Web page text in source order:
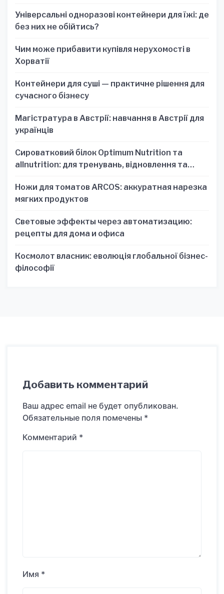
Універсальні одноразові контейнери для їжі: де
без них не обійтись?
Чим може прибавити купівля нерухомості в
Хорватії
Контейнери для суші — практичне рішення для
сучасного бізнесу
Магістратура в Австрії: навчання в Австрії для
українців
Сироватковий білок Optimum Nutrition та
allnutrition: для тренувань, відновлення та
Ножи для томатов ARCOS: аккуратная нарезка
мягких продуктов
Световые эффекты через автоматизацию:
рецепты для дома и офиса
Космолот власник: еволюція глобальної бізнес-
філософії
Добавить комментарий
Ваш адрес email не будет опубликован.
Обязательные поля помечены *
Комментарий *
Имя *